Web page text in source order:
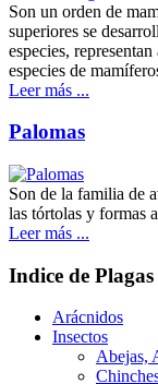
Son un orden de
superiores se
especies,
especies de
Leer más ...
Palomas
Son de la familia de
las tórtolas y formas
Leer más ...
Indice de Plagas
Arácnidos
Insectos
Abejas,